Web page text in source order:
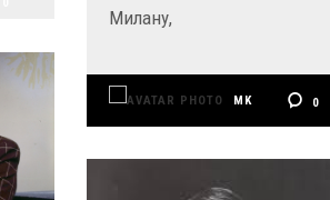
Милану,
MK 0